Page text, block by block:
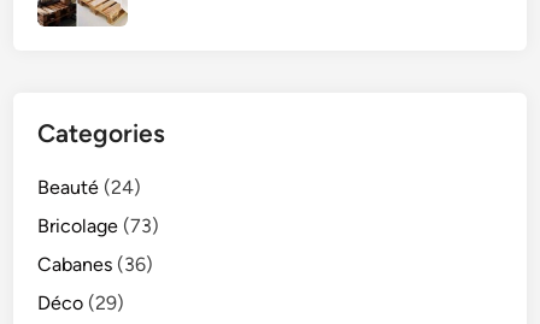
Categories
Beauté (24)
Bricolage (73)
Cabanes (36)
Déco (29)